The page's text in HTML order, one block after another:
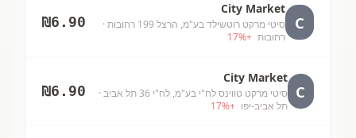
C
City Market
סיטי מרקט רוטשילד בע"מ, הרצל 199 רחובות
·
רחובות +
17%
₪6.90
C
City Market
סיטי מרקט טווינס לח"י בע"מ, לח"י 36 תל אביב
·
תל אביב-יפו +
17%
₪6.90